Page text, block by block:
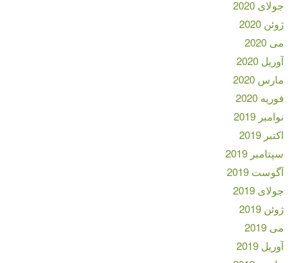
جولای 2020
ژوئن 2020
می 2020
آوریل 2020
مارس 2020
فوریه 2020
نوامبر 2019
اکتبر 2019
سپتامبر 2019
آگوست 2019
جولای 2019
ژوئن 2019
می 2019
آوریل 2019